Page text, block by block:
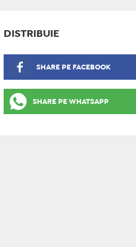
DISTRIBUIE
SHARE PE FACEBOOK
SHARE PE WHATSAPP